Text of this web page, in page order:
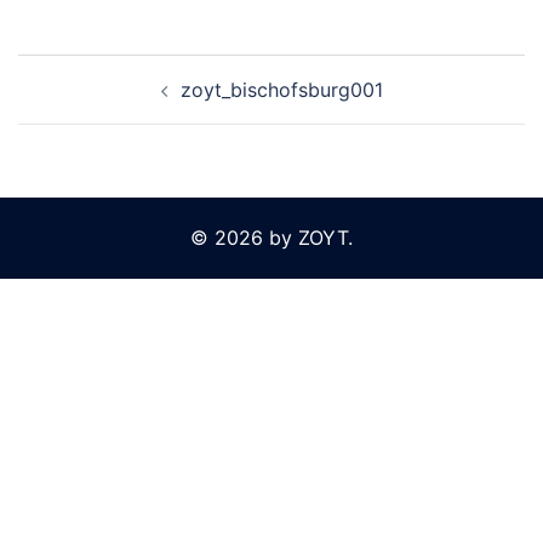
zoyt_bischofsburg001
© 2026 by ZOYT.